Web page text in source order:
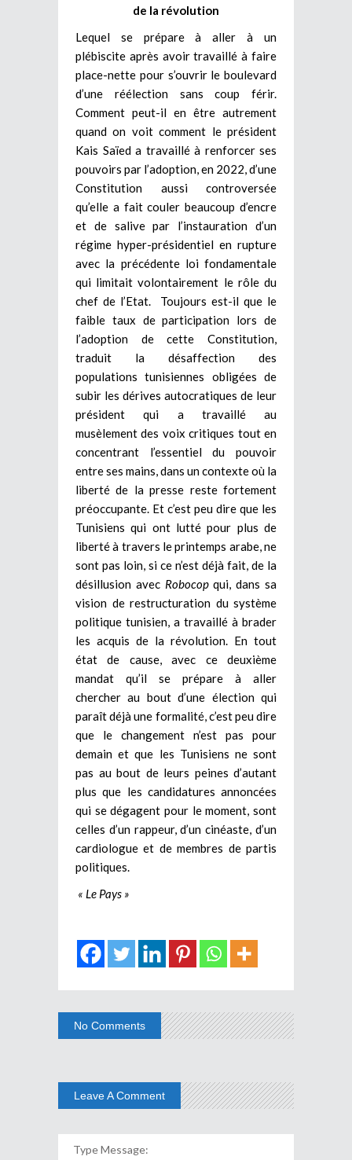
de la révolution
Lequel se prépare à aller à un
plébiscite après avoir travaillé à faire
place-nette pour s’ouvrir le boulevard
d’une réélection sans coup férir.
Comment peut-il en être autrement
quand on voit comment le président
Kais Saïed a travaillé à renforcer ses
pouvoirs par l’adoption, en 2022, d’une
Constitution aussi controversée
qu’elle a fait couler beaucoup d’encre
et de salive par l’instauration d’un
régime hyper-présidentiel en rupture
avec la précédente loi fondamentale
qui limitait volontairement le rôle du
chef de l’Etat. Toujours est-il que le
faible taux de participation lors de
l’adoption de cette Constitution,
traduit la désaffection des
populations tunisiennes obligées de
subir les dérives autocratiques de leur
président qui a travaillé au
musèlement des voix critiques tout en
concentrant l’essentiel du pouvoir
entre ses mains, dans un contexte où la
liberté de la presse reste fortement
préoccupante. Et c’est peu dire que les
Tunisiens qui ont lutté pour plus de
liberté à travers le printemps arabe, ne
sont pas loin, si ce n’est déjà fait, de la
désillusion avec Robocopqui, dans sa
vision de restructuration du système
politique tunisien, a travaillé à brader
les acquis de la révolution. En tout
état de cause, avec ce deuxième
mandat qu’il se prépare à aller
chercher au bout d’une élection qui
paraît déjà une formalité, c’est peu dire
que le changement n’est pas pour
demain et que les Tunisiens ne sont
pas au bout de leurs peines d’autant
plus que les candidatures annoncées
qui se dégagent pour le moment, sont
celles d’un rappeur, d’un cinéaste, d’un
cardiologue et de membres de partis
politiques.
« Le Pays »
No Comments
Leave A Comment